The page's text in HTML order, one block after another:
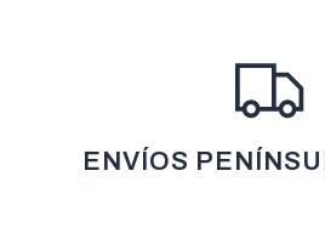
ENVÍOS